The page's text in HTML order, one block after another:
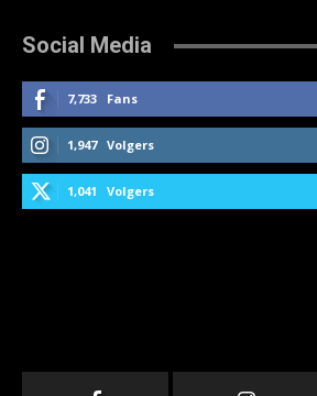
Social Media
7,733 Fans
1,947 Volgers
1,041 Volgers